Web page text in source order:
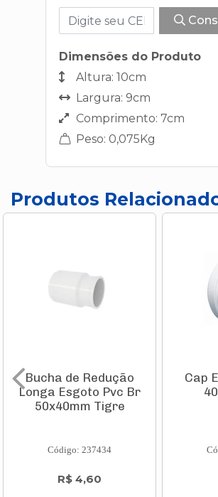
Dimensões do Produto
Altura: 10cm
Largura: 9cm
Comprimento: 7cm
Peso: 0,075Kg
Produtos
Bucha de Redução
Longa Esgoto Pvc Br
50x40mm Tigre
Código: 237434
R$ 4,60
Cap